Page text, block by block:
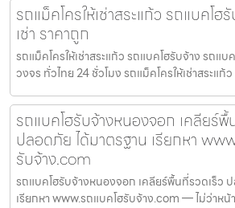
รถแม็คโครให้เช่าสระแก้ว รถแบคโฮ
เช่า ราคาถูก
รถแม็คโครให้เช่าสระแก้ว รถแบคโฮรับจ้าง รถแบ
วงจร ทั่วไทย 24 ชั่วโมง รถแม็คโครให้เช่าสระแก้
รถแบคโฮรับจ้างหนองจอก เคลียร์พื้
ปลอดภัย ได้มาตรฐาน เรียกหา
รับจ้าง.com
รถแบคโฮรับจ้างหนองจอก เคลียร์พื้นที่รวดเร็ว
เรียกหา www.รถแบคโฮรับจ้าง.com — ไม่ว่าหน้